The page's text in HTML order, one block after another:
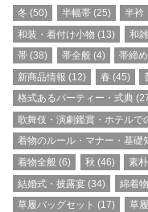
冬 (50) 半幅帯(25) 半衿
和装・着付け小物 (13) 和
帯 (38) 帯全般(4) 帯締
新商品情報 (12) 春 (45)
格式あるパーティー・式典
歌舞伎・演劇鑑賞・ホテルで
着物のルール・マナー・基礎
着物全般 (6) 秋 (46) 素
結婚式・披露宴 (34) 綿着
草履バッグセット (17) 草